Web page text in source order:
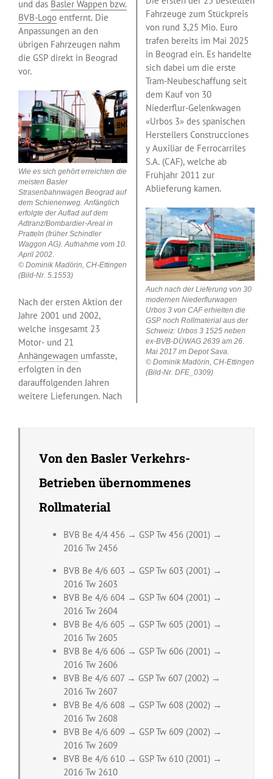
und das Basler Wappen bzw.
BVB-Logo entfernt. Die
Anpassungen an den
übrigen Fahrzeugen nahm
die GSP direkt in Beograd
vor.
Wie es sich gehört erreichten die
meisten Basler
Strasenbahnwagen Beograd auf
dem Schienenweg. Anfänglich
erfolgte der Auflad auf dem
Adtranz/Bombardier-Areal in
Pratteln (früher Schindler
Waggon AG). Aufnahme vom 10.
April 2002.
© Dominik Madörin, CH-Ettingen
(Bild-Nr. 5.1553)
Nach der ersten Aktion der
Jahre 2001 und 2002,
welche insgesamt 23
Motor- und 21
Anhängewagen umfasste,
erfolgten in den
darauffolgenden Jahren
weitere Lieferungen. Nach
Fahrzeuge zum Stückpreis
von rund 3,25 Mio. Euro
trafen bereits im Mai 2025
in Beograd ein. Es handelte
sich dabei um die erste
Tram-Neubeschaffung seit
dem Kauf von 30
Niederflur-Gelenkwagen
«Urbos 3» des spanischen
Herstellers Construcciones
y Auxiliar de Ferrocarriles
S.A. (CAF), welche ab
Frühjahr 2011 zur
Ablieferung kamen.
Auch nach der Lieferung von 30
modernen Niederflurwagen
Urbos 3 von CAF erhielten die
GSP noch Rollmaterial aus der
Schweiz: Urbos 3 1525 neben
ex-BVB-DÜWAG 2639 am 26.
Mai 2017 im Depot Sava.
© Dominik Madörin, CH-Ettingen
(Bild-Nr. DFE_0309)
Von den Basler Verkehrs-
Betrieben übernommenes
Rollmaterial
BVB Be 4/4 456 → GSP Tw 456 (2001) →
2016 Tw 2456
BVB Be 4/6 603 → GSP Tw 603 (2001) →
2016 Tw 2603
BVB Be 4/6 604 → GSP Tw 604 (2001) →
2016 Tw 2604
BVB Be 4/6 605 → GSP Tw 605 (2001) →
2016 Tw 2605
BVB Be 4/6 606 → GSP Tw 606 (2001) →
2016 Tw 2606
BVB Be 4/6 607 → GSP Tw 607 (2002) →
2016 Tw 2607
BVB Be 4/6 608 → GSP Tw 608 (2002) →
2016 Tw 2608
BVB Be 4/6 609 → GSP Tw 609 (2002) →
2016 Tw 2609
BVB Be 4/6 610 → GSP Tw 610 (2001) →
2016 Tw 2610